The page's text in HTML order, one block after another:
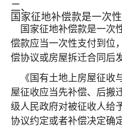
二、
国家征地补偿款是一次
国家征地补偿款是一次
偿款应当一次性支付到位
偿协议或房屋拆迁合同后
《国有土地上房屋征
屋征收应当先补偿、后搬
级人民政府对被征收人给
协议约定或者补偿决定确